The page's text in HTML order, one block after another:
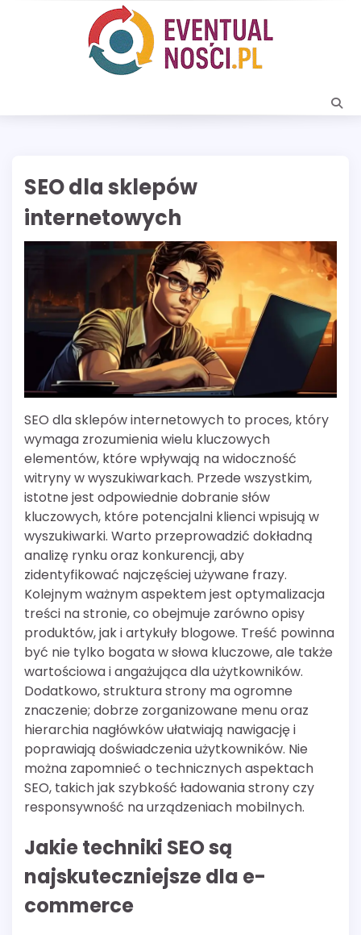
SEO dla sklepów
internetowych
SEO dla sklepów internetowych to proces, który
wymaga zrozumienia wielu kluczowych
elementów, które wpływają na widoczność
witryny w wyszukiwarkach. Przede wszystkim,
istotne jest odpowiednie dobranie słów
kluczowych, które potencjalni klienci wpisują w
wyszukiwarki. Warto przeprowadzić dokładną
analizę rynku oraz konkurencji, aby
zidentyfikować najczęściej używane frazy.
Kolejnym ważnym aspektem jest optymalizacja
treści na stronie, co obejmuje zarówno opisy
produktów, jak i artykuły blogowe. Treść powinna
być nie tylko bogata w słowa kluczowe, ale także
wartościowa i angażująca dla użytkowników.
Dodatkowo, struktura strony ma ogromne
znaczenie; dobrze zorganizowane menu oraz
hierarchia nagłówków ułatwiają nawigację i
poprawiają doświadczenia użytkowników. Nie
można zapomnieć o technicznych aspektach
SEO, takich jak szybkość ładowania strony czy
responsywność na urządzeniach mobilnych.
Jakie techniki SEO są
najskuteczniejsze dla e-
commerce